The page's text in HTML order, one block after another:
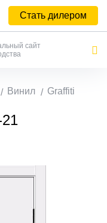
Стать дилером
сайт
Винил Graffiti